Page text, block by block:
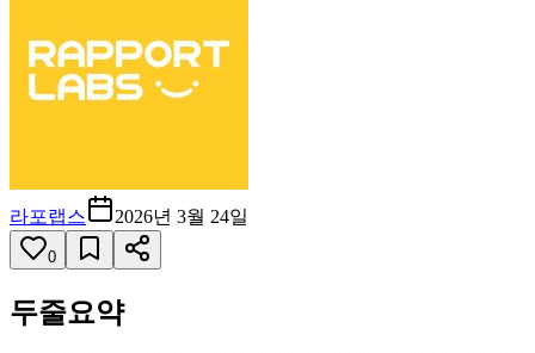
라포랩스 2026년 3월 24일
0
두줄요약